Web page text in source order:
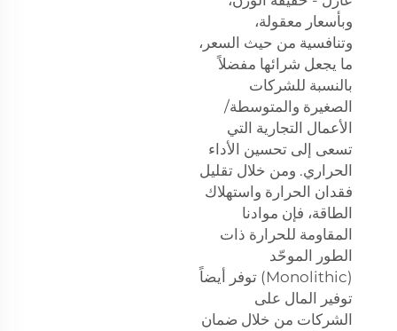
وبأسعار معقولة،
وتنافسية من حيث السعر،
ما يجعل شرائها مفضلاً
بالنسبة للشركات
الصغيرة والمتوسطة/
الأعمال التجارية التي
تسعى إلى تحسين الأداء
الحراري. ومن خلال تقليل
فقدان الحرارة واستهلاك
الطاقة، فإن موادنا
المقاومة للحرارة ذات
الطور الموحّد
(Monolithic) توفر أيضاً
توفير المال على
الشركات من خلال ضمان